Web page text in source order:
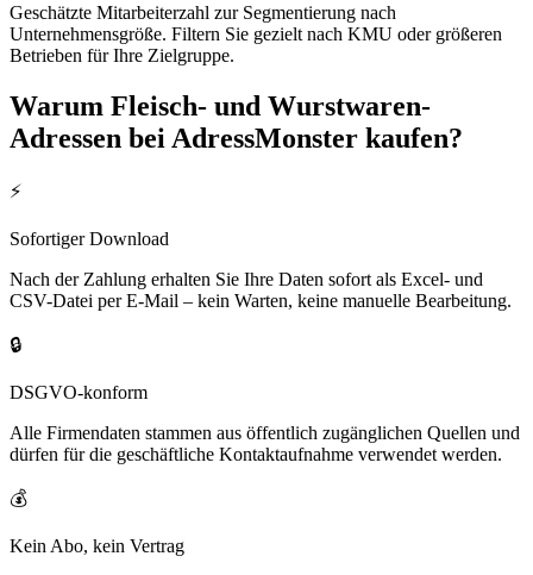
Geschätzte Mitarbeiterzahl zur Segmentierung nach
Unternehmensgröße. Filtern Sie gezielt nach KMU oder größeren
Betrieben für Ihre Zielgruppe.
Warum Fleisch- und Wurstwaren-
Adressen bei AdressMonster kaufen?
⚡
Sofortiger Download
Nach der Zahlung erhalten Sie Ihre Daten sofort als Excel- und
CSV-Datei per E-Mail – kein Warten, keine manuelle Bearbeitung.
🔒
DSGVO-konform
Alle Firmendaten stammen aus öffentlich zugänglichen Quellen und
dürfen für die geschäftliche Kontaktaufnahme verwendet werden.
💰
Kein Abo, kein Vertrag